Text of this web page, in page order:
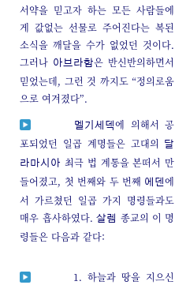
서약을 믿고자 하는 모든 사람들에
게 값없는 선물로 주어진다는 복된
소식을 깨달을 수가 없었던 것이다.
그러나 아브라함은 반신반의하면서
믿었는데, 그런 것 까지도 “정의로움
으로 여겨졌다”.
멜기세덱에 의해서 공
포되었던 일곱 계명들은 고대의
달
라마시아 최극 법 계통을 본떠서 만
들어졌고, 첫 번째와 두 번째 에덴에
서 가르쳤던 일곱 가지 명령들과도
매우 흡사하였다.살렘 종교의 이 명
령들은 다음과 같다:
1. 하늘과 땅을 지으신